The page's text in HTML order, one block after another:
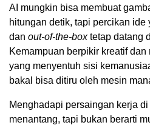
AI mungkin bisa membuat
hitungan detik, tapi percikan ide
dan out-of-the-boxtetap datang
Kemampuan berpikir kreatif
yang menyentuh sisi
bakal bisa ditiru oleh mesin
Menghadapi persaingan kerja
menantang, tapi bukan berarti